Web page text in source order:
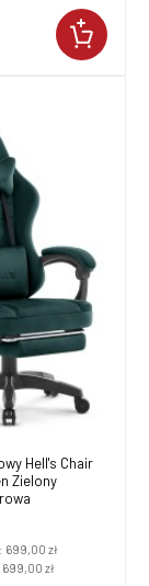
Hell's Chair
Zielony
699,00 zł
699,00 zł